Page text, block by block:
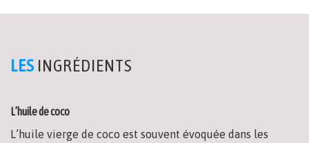
LES INGRÉDIENTS
L’huile de coco
L’huile vierge de coco est souvent évoquée dans les